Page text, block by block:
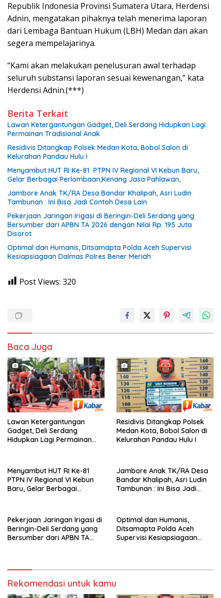
Republik Indonesia Provinsi Sumatera Utara, Herdensi
Adnin, mengatakan pihaknya telah menerima laporan
dari Lembaga Bantuan Hukum (LBH) Medan dan akan
segera mempelajarinya.
“Kami akan melakukan penelusuran awal terhadap
seluruh substansi laporan sesuai kewenangan,” kata
Herdensi Adnin.(***)
Berita Terkait
Lawan Ketergantungan Gadget, Deli Serdang Hidupkan Lagi
Permainan Tradisional Anak
Residivis Ditangkap Polsek Medan Kota, Bobol Salon di
Kelurahan Pandau Hulu I
Menyambut HUT RI Ke-81 PTPN IV Regional VI Kebun Baru,
Gelar Berbagai Perlombaan,Kenang Jasa Pahlawan,
Jambore Anak TK/RA Desa Bandar Khalipah, Asri Ludin
Tambunan : Ini Bisa Jadi Contoh Desa Lain
Pekerjaan Jaringan Irigasi di Beringin-Deli Serdang yang
Bersumber dari APBN TA 2026 dengan Nilai Rp. 195 Juta
Disorot
Optimal dan Humanis, Ditsamapta Polda Aceh Supervisi
Kesiapsiagaan Dalmas Polres Bener Meriah
Post Views: 320
Baca Juga
Lawan Ketergantungan
Gadget, Deli Serdang
Hidupkan Lagi Permainan
Residivis Ditangkap Polsek
Medan Kota, Bobol Salon di
Kelurahan Pandau Hulu I
Menyambut HUT RI Ke-81
PTPN IV Regional VI Kebun
Baru, Gelar Berbagai
Jambore Anak TK/RA Desa
Bandar Khalipah, Asri Ludin
Tambunan : Ini Bisa Jadi
Pekerjaan Jaringan Irigasi di
Beringin-Deli Serdang yang
Bersumber dari APBN TA
Optimal dan Humanis,
Ditsamapta Polda Aceh
Supervisi Kesiapsiagaan
Rekomendasi untuk kamu